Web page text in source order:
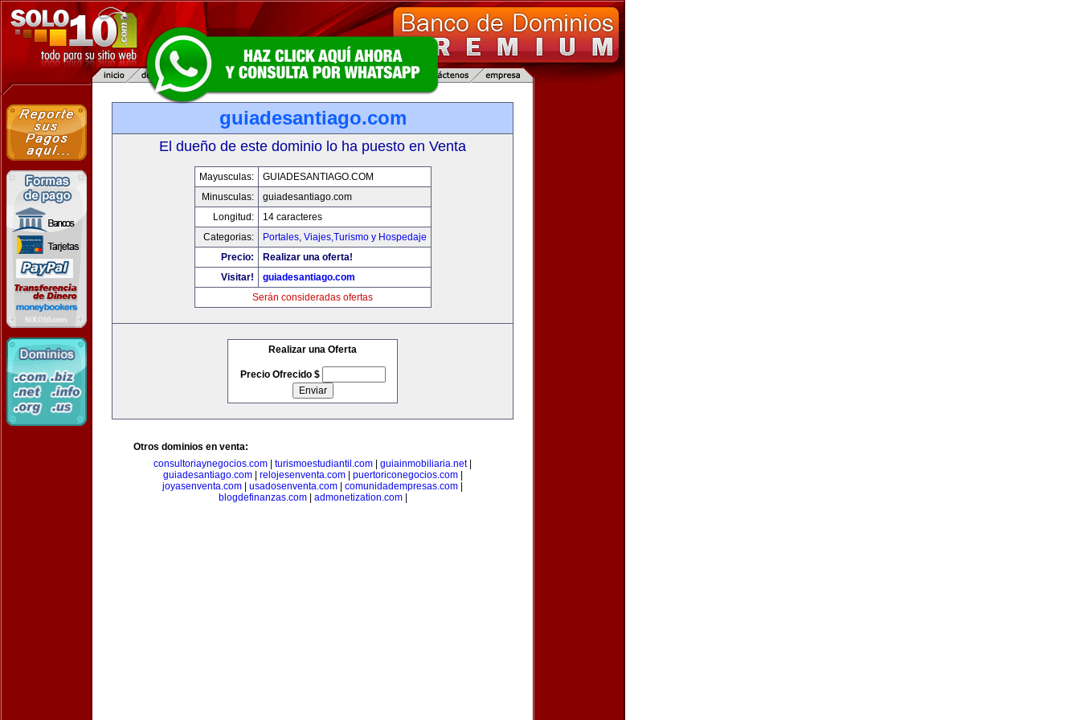
guiadesantiago.com
El dueño de este dominio lo ha puesto en Venta
Mayusculas:
GUIADESANTIAGO.COM
Minusculas:
guiadesantiago.com
Longitud:
14 caracteres
Categorias:
Portales, Viajes,Turismo y Hospedaje
Precio:
Realizar una oferta!
Visitar!
guiadesantiago.com
Serán consideradas ofertas
Realizar una Oferta
Precio Ofrecido $
Otros dominios en venta:
consultoriaynegocios.com
turismoestudiantil.com guiainmobiliaria.net|
guiadesantiago.com| relojesenventa.com| puertoriconegocios.com|
joyasenventa.com
usadosenventa.com comunidadempresas.com
blogdefinanzas.com| admonetization.com|